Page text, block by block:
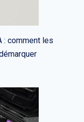
: comment les